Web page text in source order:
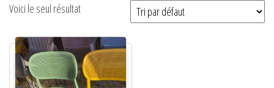
Voici le seul résultat